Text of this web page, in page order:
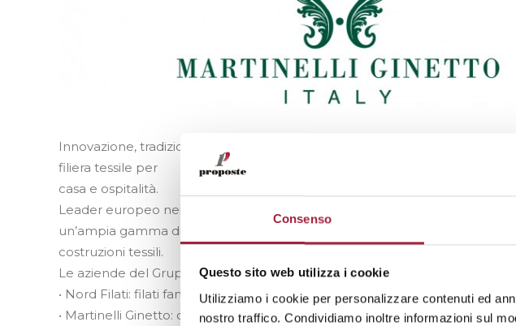
Consenso
Questo sito web utilizza i cookie
Utilizziamo i cookie per personalizzare contenuti ed
nostro traffico. Condividiamo inoltre informazioni sul
Innovazione, tradizione e qualità: il Gruppo Martinelli Ginetto è il partner di
filiera tessile per
casa e ospitalità.
Leader europeo nei tessuti jacquard e uniti in doppia altezza, offre
un’ampia gamma di
costruzioni tessili.
Le aziende del Gruppo:
• Nord Filati: filati fantasia, ciniglia e lana cardata.
• Martinelli Ginetto: collezione IPRONTI con oltre 2.000 tessuti a